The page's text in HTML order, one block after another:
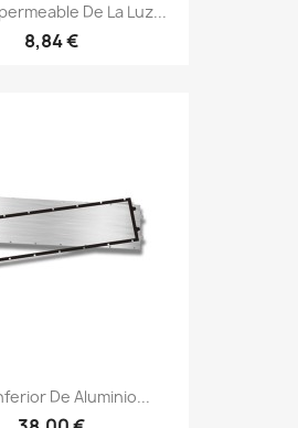
De La Luz...
8,84 €
De Aluminio...